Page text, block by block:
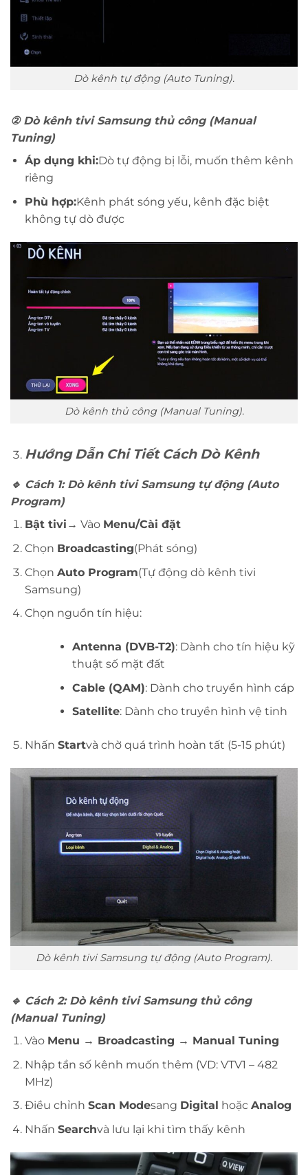
Dò kênh tự động (Auto Tuning).
②Dò kênh tivi Samsung thủ công (Manual
Tuning)
Áp dụng khi:Dò tự động bị lỗi, muốn thêm kênh
riêng
Phù hợp:Kênh phát sóng yếu, kênh đặc biệt
không tự dò được
Dò kênh thủ công (Manual Tuning).
Hướng Dẫn Chi Tiết Cách Dò Kênh
🔹 Cách 1: Dò kênh tivi Samsung tự động (Auto
Program)
Bật tivi → Vào Menu/Cài đặt
Chọn Broadcasting(Phát sóng)
Chọn Auto Program(Tự động dò kênh tivi
Samsung)
Chọn nguồn tín hiệu:
Antenna (DVB-T2): Dành cho tín hiệu kỹ
thuật số mặt đất
Cable (QAM): Dành cho truyền hình cáp
Satellite: Dành cho truyền hình vệ tinh
Nhấn Startvà chờ quá trình hoàn tất (5-15 phút)
Dò kênh tivi Samsung tự động (Auto Program).
🔹 Cách 2: Dò kênh tivi Samsung thủ công
(Manual Tuning)
Vào Menu → Broadcasting → Manual Tuning
Nhập tần số kênh muốn thêm (VD: VTV1 – 482
MHz)
Điều chỉnh Scan Modesang Digital hoặc Analog
Nhấn Searchvà lưu lại khi tìm thấy kênh